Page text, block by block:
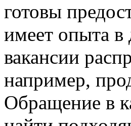
готовы
имеет опыта в
вакансии
например,
Обращение в